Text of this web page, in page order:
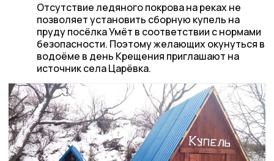
Отсутствие ледяного покрова на реках не
позволяет установить сборную купель на
пруду посёлка Умёт в соответствии с нормами
безопасности. Поэтому желающих окунуться в
водоёме в день Крещения приглашают на
источник села Царёвка.